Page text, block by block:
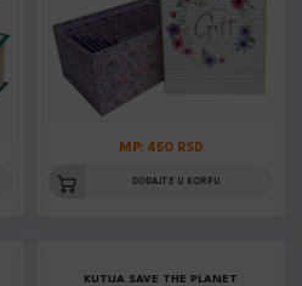
MP: 450 RSD
DODAJTE U KORPU
KUTIJA SAVE THE PLANET